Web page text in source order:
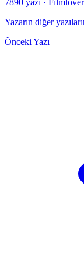
7890 yazı ·
Yazarın diğer
Önceki Yazı